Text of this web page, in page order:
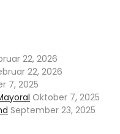
22, 2026
22, 2026
7, 2025
Oktober 7, 2025
September 23, 2025